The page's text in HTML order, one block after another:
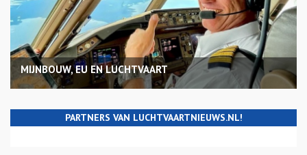
MIJNBOUW, EU EN LUCHTVAART
PARTNERS VAN LUCHTVAARTNIEUWS.NL!